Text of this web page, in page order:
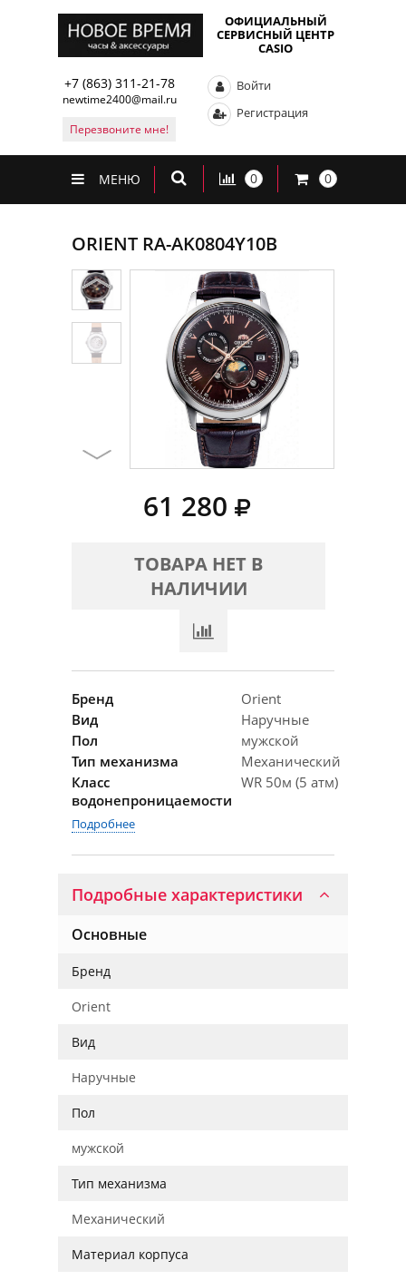
ОФИЦИАЛЬНЫЙ
СЕРВИСНЫЙ ЦЕНТР
CASIO
+7 (863) 311-21-78
newtime2400@mail.ru
Перезвоните мне!
Войти
Регистрация
МЕНЮ 0 0
ORIENT RA-AK0804Y10B
61 280
ТОВАРА НЕТ В
НАЛИЧИИ
Бренд
Orient
Вид
Наручные
Пол
мужской
Тип механизма
Механический
Класс
водонепроницаемости
WR 50м (5 атм)
Подробнее
Подробные характеристики
Основные
Бренд
Orient
Вид
Наручные
Пол
мужской
Тип механизма
Механический
Материал корпуса